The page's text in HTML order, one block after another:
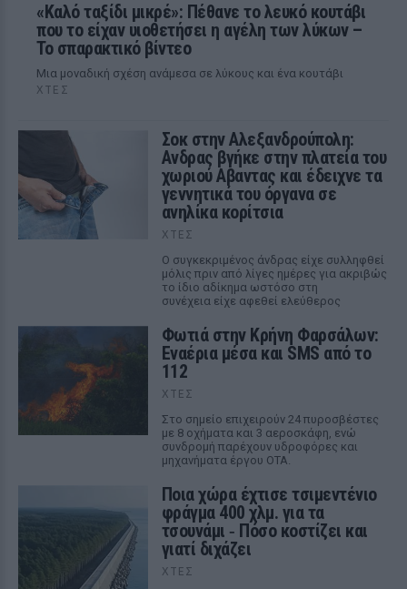
«Καλό ταξίδι μικρέ»: Πέθανε το λευκό κουτάβι
που το είχαν υιοθετήσει η αγέλη των λύκων –
Το σπαρακτικό βίντεο
Μια μοναδική σχέση ανάμεσα σε λύκους και ένα κουτάβι
ΧΤΕΣ
Σοκ στην Αλεξανδρούπολη:
Ανδρας βγήκε στην πλατεία του
χωριού Αβαντας και έδειχνε τα
γεννητικά του όργανα σε
ανηλίκα κορίτσια
ΧΤΕΣ
Ο συγκεκριμένος άνδρας είχε συλληφθεί
μόλις πριν από λίγες ημέρες για ακριβώς
το ίδιο αδίκημα ωστόσο στη
συνέχεια είχε αφεθεί ελεύθερος
Φωτιά στην Κρήνη Φαρσάλων:
Εναέρια μέσα και SMS από το
112
ΧΤΕΣ
Στο σημείο επιχειρούν 24 πυροσβέστες
με 8 οχήματα και 3 αεροσκάφη, ενώ
συνδρομή παρέχουν υδροφόρες και
μηχανήματα έργου ΟΤΑ.
Ποια χώρα έχτισε τσιμεντένιο
φράγμα 400 χλμ. για τα
τσουνάμι ‑ Πόσο κοστίζει και
γιατί διχάζει
ΧΤΕΣ